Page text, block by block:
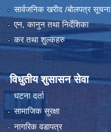
सार्वजनिक खरीद /बोलपत्र सूचना
एन, कानुन तथा निर्देशिका
कर तथा शुल्कहरु
विधुतीय शुसासन सेवा
घटना दर्ता
सामाजिक सुरक्षा
नागरिक वडापत्र